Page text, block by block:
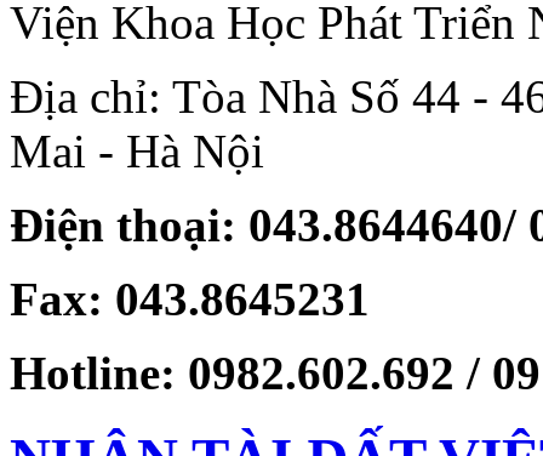
Viện Khoa Học Phát Triển
Địa chỉ: Tòa Nhà Số 44 -
Mai - Hà Nội
Điện thoại: 043.8644640/
Fax: 043.8645231
Hotline: 0982.602.692 /